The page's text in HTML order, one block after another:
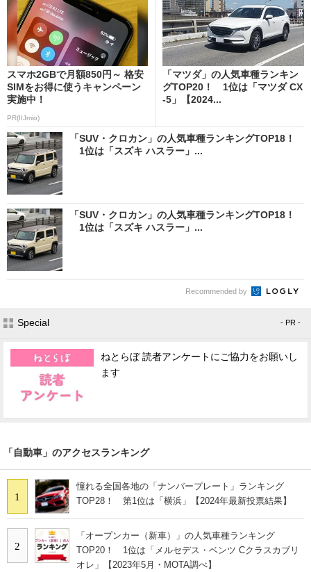
スマホ2GBで月額850円～ 格安
SIMをお得に使うキャンペーン
実施中！
PR(IIJmio)
「マツダ」の人気車種ランキン
グTOP20！ 1位は「マツダ CX
-5」【2024...
「SUV・クロカン」の人気車種ランキングTOP18！
1位は「スズキ ハスラー」...
「SUV・クロカン」の人気車種ランキングTOP18！
1位は「スズキ ハスラー」...
Recommended by
Special - PR -
ねとらぼ 読者アンケートにご協力をお願いし
ます
「自動車」のアクセスランキング
1
憧れる全国各地の「ナンバープレート」ランキング
TOP28！ 第1位は「横浜」【2024年最新投票結果】
2
「オープンカー（新車）」の人気車種ランキング
TOP20！ 1位は「メルセデス・ベンツ Cクラスカブリ
オレ」【2023年5月・MOTA調べ】